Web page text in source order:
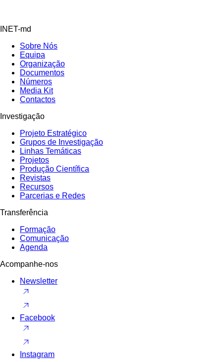
INET-md
Sobre Nós
Equipa
Organização
Documentos
Números
Media Kit
Contactos
Investigação
Projeto Estratégico
Grupos de Investigação
Linhas Temáticas
Projetos
Produção Científica
Revistas
Recursos
Parcerias e Redes
Transferência
Formação
Comunicação
Agenda
Acompanhe-nos
Newsletter
Facebook
Instagram